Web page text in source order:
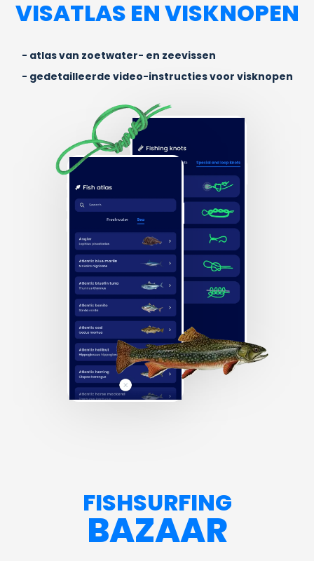
VISATLAS EN VISKNOPEN
atlas van zoetwater- en zeevissen
gedetailleerde video-instructies voor visknopen
FISHSURFING
BAZAAR